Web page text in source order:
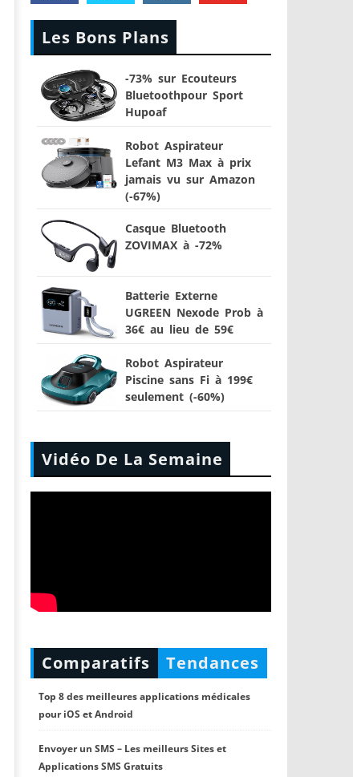
Les Bons Plans
-73% sur Ecouteurs
Bluetoothpour Sport
Hupoaf
Robot Aspirateur
Lefant M3 Max à prix
jamais vu sur Amazon
(-67%)
Casque Bluetooth
ZOVIMAX à -72%
Batterie Externe
UGREEN Nexode Prob à
36€ au lieu de 59€
Robot Aspirateur
Piscine sans Fi à 199€
seulement (-60%)
Vidéo De La Semaine
Comparatifs Tendances
Top 8 des meilleures applications médicales
pour iOS et Android
Envoyer un SMS – Les meilleurs Sites et
Applications SMS Gratuits